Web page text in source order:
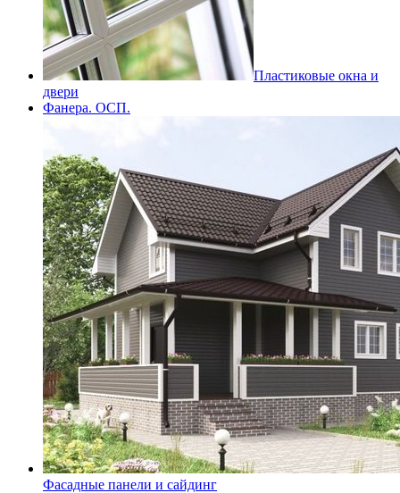
Пластиковые окна и
двери
Фанера. ОСП.
Фасадные панели и сайдинг